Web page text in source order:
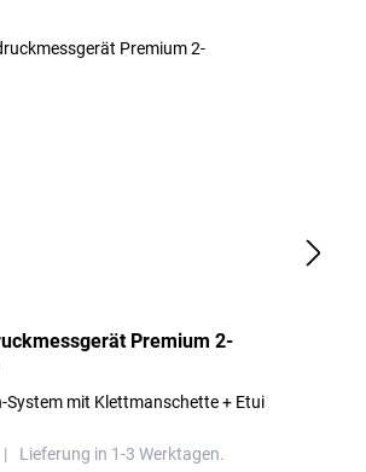
Premium 2-
System mit Klettmanschette + Etui
| Lieferung in 1-3 Werktagen.